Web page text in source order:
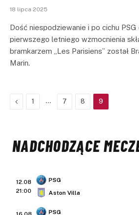
18 lipca 2025
Dość niespodziewanie i po cichu PSG
pierwszego letniego wzmocnienia
bramkarzem „Les Parisiens” został
Marin.
Previous
1 … 7 8 9
NADCHODZĄCE
12.08
21:00
PSG
Aston Villa
PSG